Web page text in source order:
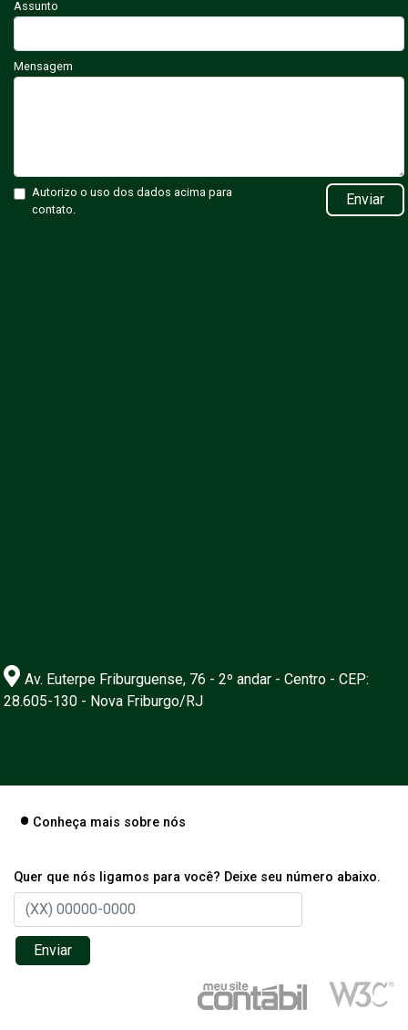
Assunto
Mensagem
Autorizo o uso dos dados acima para
contato.
Enviar
Av. Euterpe Friburguense, 76 - 2º andar - Centro - CEP:
28.605-130 - Nova Friburgo/RJ
Conheça mais sobre nós
Quer que nós ligamos para você? Deixe seu número abaixo.
Enviar